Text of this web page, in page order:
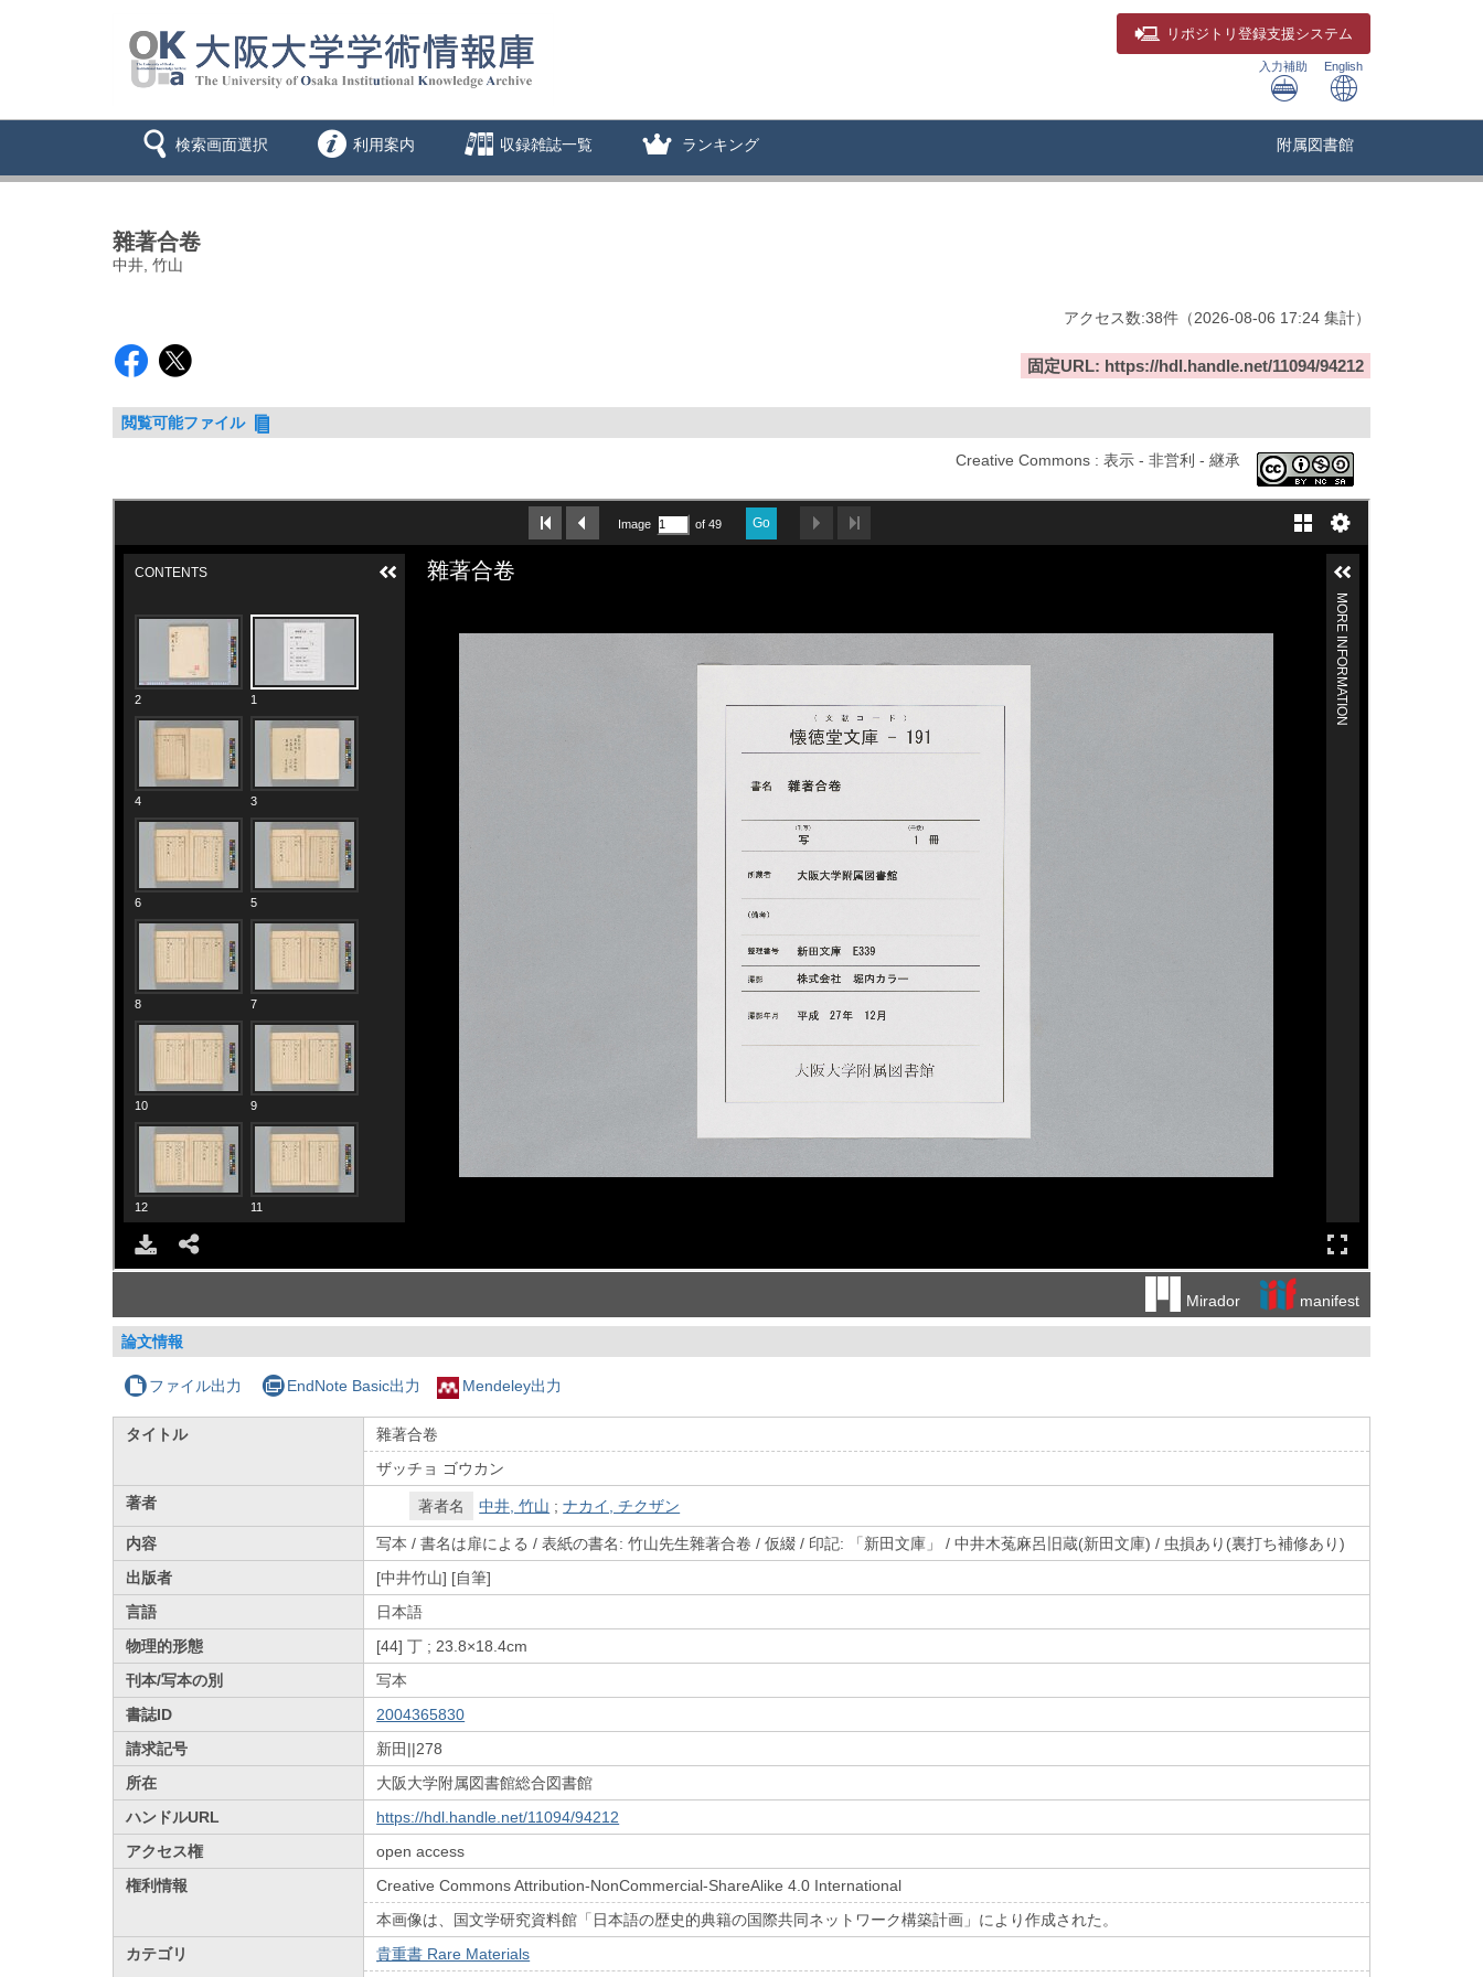
リポジトリ 登録支援システム
入力補助 English
検索画面選択 利用案内 収録雑誌一覧 ランキング 附属図書館
雜著合卷
中井, 竹山
アクセス数:38件 （2026-08-06 17:24 集計）
固定URL: https://hdl.handle.net/11094/94212
閲覧可能ファイル
Creative Commons : 表示 - 非営利 - 継承
Mirador manifest
論文情報
ファイル出力 EndNote Basic出力 Mendeley出力
タイトル
雜著合卷
ザッチョ ゴウカン
著者
著者名 中井, 竹山 ;ナカイ, チクザン
内容
写本 / 書名は扉による / 表紙の書名: 竹山先生雜著合卷 / 仮綴 / 印記: 「新田文庫」 / 中井木菟麻呂旧蔵(新田文庫) / 虫損あり(裏打ち補修あり)
出版者
[中井竹山] [自筆]
言語
日本語
物理的形態
[44] 丁 ; 23.8×18.4cm
刊本/写本の別
写本
書誌ID
2004365830
請求記号
新田||278
所在
大阪大学附属図書館総合図書館
ハンドルURL
https://hdl.handle.net/11094/94212
アクセス権
open access
権利情報
Creative Commons Attribution-NonCommercial-ShareAlike 4.0 International
本画像は、国文学研究資料館「日本語の歴史的典籍の国際共同ネットワーク構築計画」により作成された。
カテゴリ
貴重書 Rare Materials